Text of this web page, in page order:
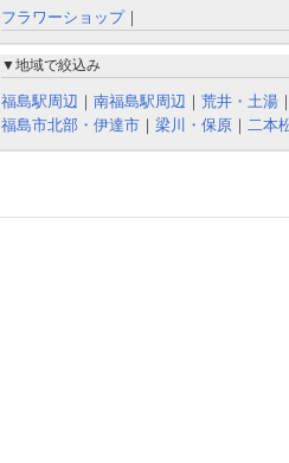
フラワーショップ｜
▼地域で絞込み
福島駅周辺 ｜ 南福島駅周辺 ｜ 荒井・土湯
福島市北部・伊達市 ｜ 梁川・保原 ｜ 二本